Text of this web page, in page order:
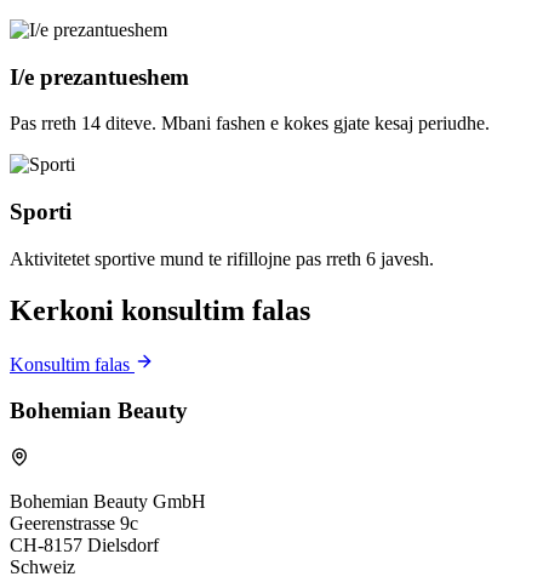
I/e prezantueshem
Pas rreth 14 diteve. Mbani fashen e kokes gjate kesaj periudhe.
Sporti
Aktivitetet sportive mund te rifillojne pas rreth 6 javesh.
Kerkoni konsultim falas
Konsultim falas
Bohemian Beauty
Bohemian Beauty GmbH
Geerenstrasse 9c
CH-8157 Dielsdorf
Schweiz